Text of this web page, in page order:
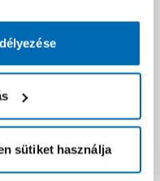
sütiket használja